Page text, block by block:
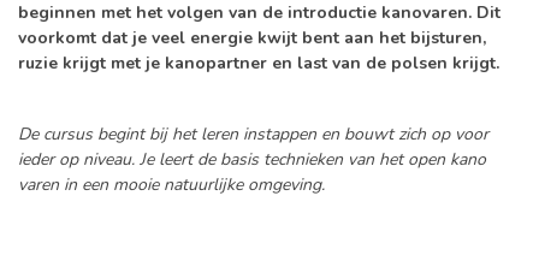
beginnen met het volgen van de introductie kanovaren. Dit
voorkomt dat je veel energie kwijt bent aan het bijsturen,
ruzie krijgt met je kanopartner en last van de polsen krijgt.
De cursus begint bij het leren instappen en bouwt zich op voor
ieder op niveau. Je leert de basis technieken van het open kano
varen in een mooie natuurlijke omgeving.